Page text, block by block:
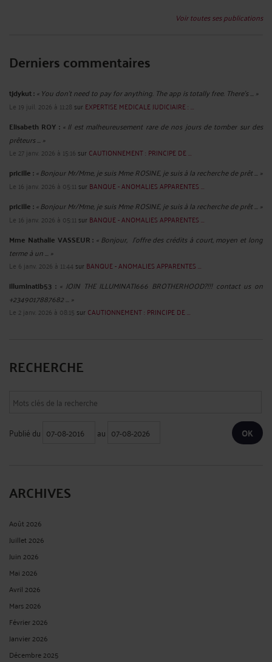
Voir toutes ses publications
Derniers commentaires
tjdykut :« You don’t need to pay for anything. The app is totally free. There’s ... »
Le 19 juil. 2026 à 11:28 sur EXPERTISE MEDICALE JUDICIAIRE : ...
Elisabeth ROY : « Il est malheureusement rare de nos jours de tomber sur des
prêteurs ... »
Le 27 janv. 2026 à 15:16 sur CAUTIONNEMENT : PRINCIPE DE ...
pricille :« Bonjour Mr/Mme, je suis Mme ROSINE, je suis à la recherche de prêt ... »
Le 16 janv. 2026 à 05:11 sur BANQUE - ANOMALIES APPARENTES ...
pricille :« Bonjour Mr/Mme, je suis Mme ROSINE, je suis à la recherche de prêt ... »
Le 16 janv. 2026 à 05:11 sur BANQUE - ANOMALIES APPARENTES ...
Mme Nathalie VASSEUR : « Bonjour, J’offre des crédits à court, moyen et long
terme à un ... »
Le 6 janv. 2026 à 11:44 sur BANQUE - ANOMALIES APPARENTES ...
illuminatib53 : « JOIN THE ILLUMINATI666 BROTHERHOOD?!!! contact us on
+2349017887682 ... »
Le 2 janv. 2026 à 08:15 sur CAUTIONNEMENT : PRINCIPE DE ...
RECHERCHE
Publié du au
ARCHIVES
Août 2026
Juillet 2026
Juin 2026
Mai 2026
Avril 2026
Mars 2026
Février 2026
Janvier 2026
Décembre 2025